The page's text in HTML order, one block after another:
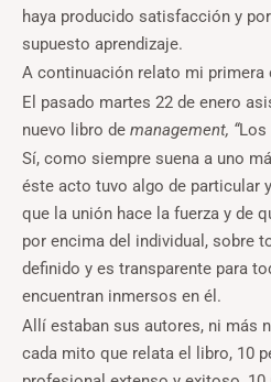
haya producido satisfacción y por
supuesto aprendizaje.
A continuación relato mi primera
El pasado martes 22 de enero
nuevo libro de management, “Los
Sí, como siempre suena a uno
éste acto tuvo algo de particular
que la unión hace la fuerza y de
por encima del individual, sobre
definido y es transparente para
encuentran inmersos en él.
Allí estaban sus autores, ni más
cada mito que relata el libro, 10